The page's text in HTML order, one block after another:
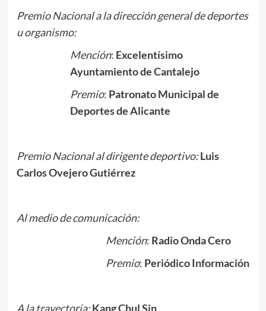
Premio Nacional a la dirección general de deportes
u organismo:
Mención: Excelentísimo
Ayuntamiento de Cantalejo
Premio: Patronato Municipal de
Deportes de Alicante
Premio Nacional al dirigente deportivo: Luis
Carlos Ovejero Gutiérrez
Al medio de comunicación:
Mención: Radio Onda Cero
Premio: Periódico Información
A la trayectoria: Kang Chul Sin